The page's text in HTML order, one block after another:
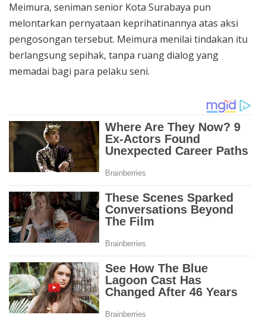
Meimura, seniman senior Kota Surabaya pun
melontarkan pernyataan keprihatinannya atas aksi
pengosongan tersebut. Meimura menilai tindakan itu
berlangsung sepihak, tanpa ruang dialog yang
memadai bagi para pelaku seni.